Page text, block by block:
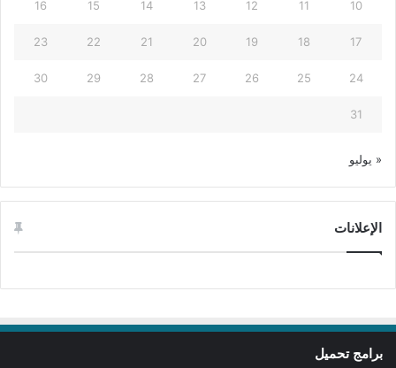
10
11
12
13
14
15
16
17
18
19
20
21
22
23
24
25
26
27
28
29
30
31
« يوليو
الإعلانات
برامج تحميل